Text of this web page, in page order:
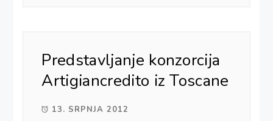
Predstavljanje konzorcija
Artigiancredito iz Toscane
13. SRPNJA 2012